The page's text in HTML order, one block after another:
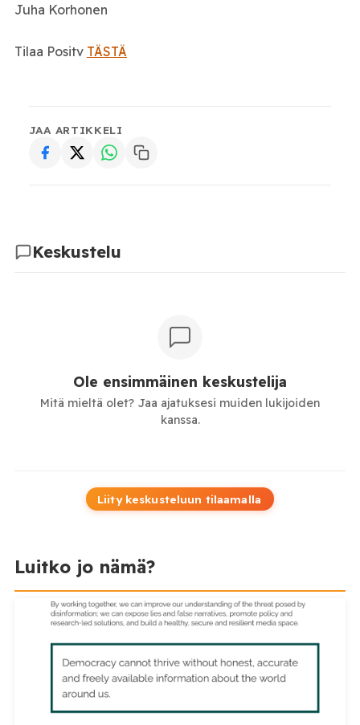
Juha Korhonen
Tilaa Positv TÄSTÄ
JAA ARTIKKELI
Keskustelu
Ole ensimmäinen keskustelija
Mitä mieltä olet? Jaa ajatuksesi muiden lukijoiden
kanssa.
Liity keskusteluun tilaamalla
Luitko jo nämä?